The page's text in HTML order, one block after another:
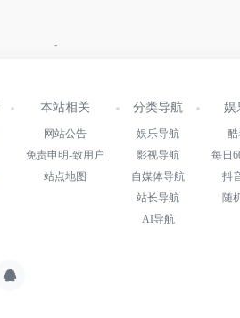
本站相关
网站公告
免责申明-致用户
站点地图
分类导航
娱乐导航
影视导航
自媒体导航
站长导航
AI导航
娱
酷
每日
抖
随